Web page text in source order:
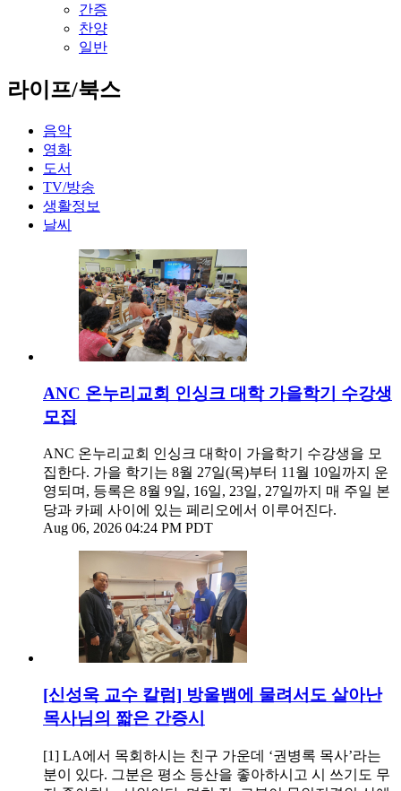
간증
찬양
일반
라이프/북스
음악
영화
도서
TV/방송
생활정보
날씨
ANC 온누리교회 인싱크 대학 가을학기 수강생
모집
ANC 온누리교회 인싱크 대학이 가을학기 수강생을 모
집한다. 가을 학기는 8월 27일(목)부터 11월 10일까지 운
영되며, 등록은 8월 9일, 16일, 23일, 27일까지 매 주일 본
당과 카페 사이에 있는 페리오에서 이루어진다.
Aug 06, 2026 04:24 PM PDT
[신성욱 교수 칼럼] 방울뱀에 물려서도 살아난
목사님의 짧은 간증시
[1] LA에서 목회하시는 친구 가운데 ‘권병록 목사’라는
분이 있다. 그분은 평소 등산을 좋아하시고 시 쓰기도 무